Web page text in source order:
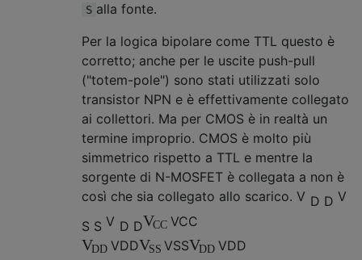
S alla fonte.
Per la logica bipolare come TTL questo è
corretto; anche per le uscite push-pull
("totem-pole") sono stati utilizzati solo
transistor NPN e è effettivamente collegato
ai collettori. Ma per CMOS è in realtà un
termine improprio. CMOS è molto più
simmetrico rispetto a TTL e mentre la
sorgente di N-MOSFET è collegata a non è
così che sia collegato allo scarico. V D D V
S S V D DVCC VCC
VDD VDDVSS VSSVDD VDD